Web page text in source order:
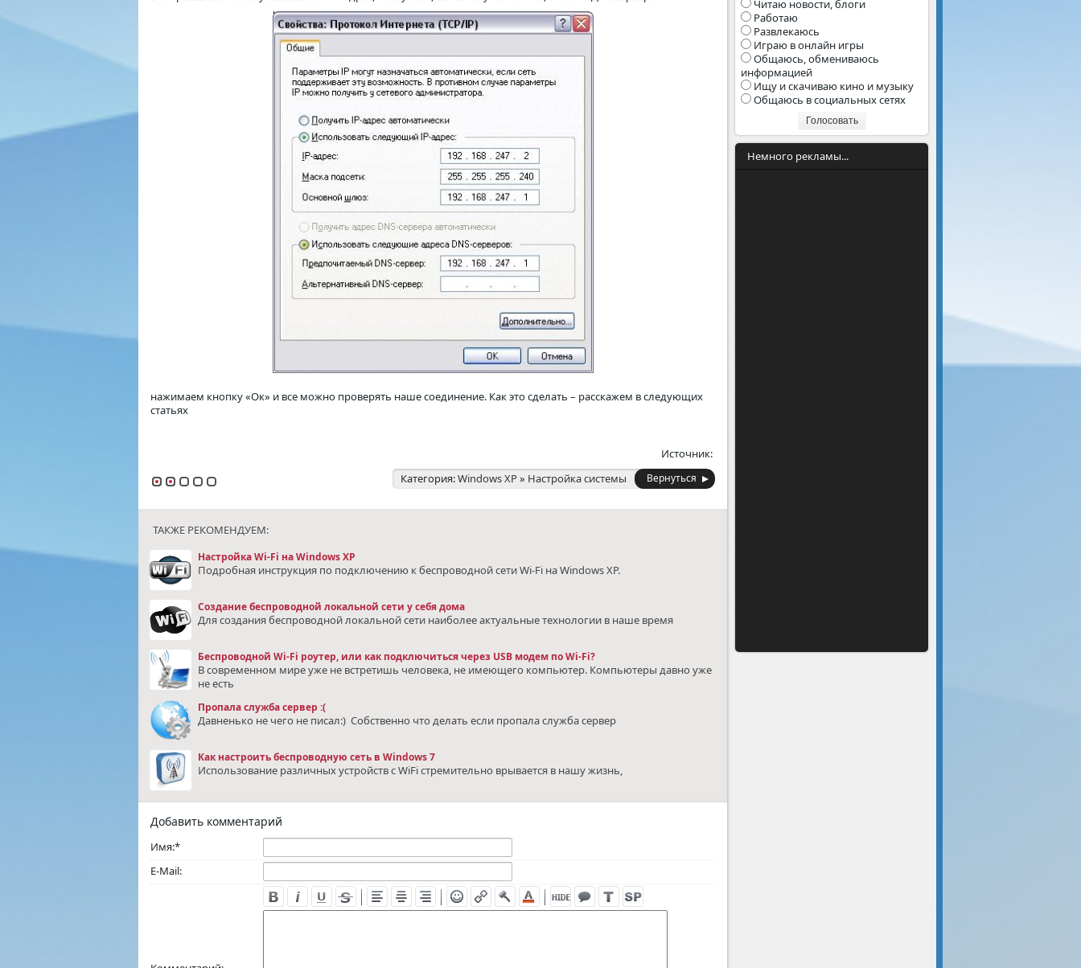
Читаю новости, блоги
Работаю
Развлекаюсь
Играю в онлайн игры
Общаюсь, обмениваюсь
информацией
Ищу и скачиваю кино и музыку
Общаюсь в социальных сетях
Голосовать
Немного рекламы...
нажимаем кнопку «Ок» и все можно проверять наше соединение. Как это сделать – расскажем в следующих
статьях
Источник:
Категория:Windows XP» Настройка системы Вернуться
ТАКЖЕ РЕКОМЕНДУЕМ:
Настройка Wi-Fi на Windows XP
Подробная инструкция по подключению к беспроводной сети Wi-Fi на Windows XP.
Создание беспроводной локальной сети у себя дома
Для создания беспроводной локальной сети наиболее актуальные технологии в наше время
Беспроводной Wi-Fi роутер, или как подключиться через USB модем по Wi-Fi?
В современном мире уже не встретишь человека, не имеющего компьютер. Компьютеры давно уже
не есть
Пропала служба сервер :(
Давненько не чего не писал:) Собственно что делать если пропала служба сервер
Как настроить беспроводную сеть в Windows 7
Использование различных устройств с WiFi стремительно врывается в нашу жизнь,
Добавить комментарий
Имя:*
E-Mail: